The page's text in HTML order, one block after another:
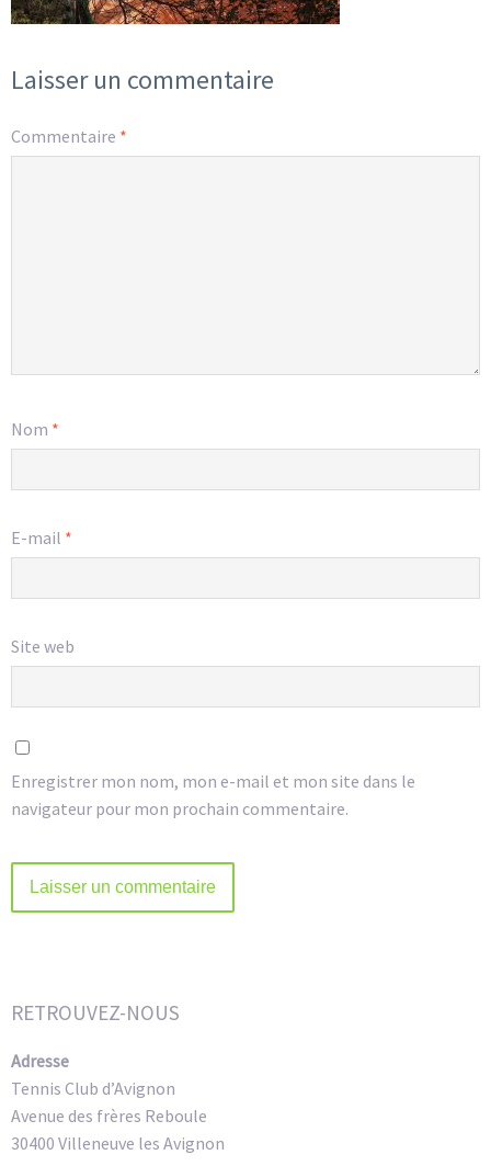
Laisser un commentaire
Commentaire *
Nom *
E-mail *
Site web
Enregistrer mon nom, mon e-mail et mon site dans le
navigateur pour mon prochain commentaire.
RETROUVEZ-NOUS
Adresse
Tennis Club d’Avignon
Avenue des frères Reboule
30400 Villeneuve les Avignon